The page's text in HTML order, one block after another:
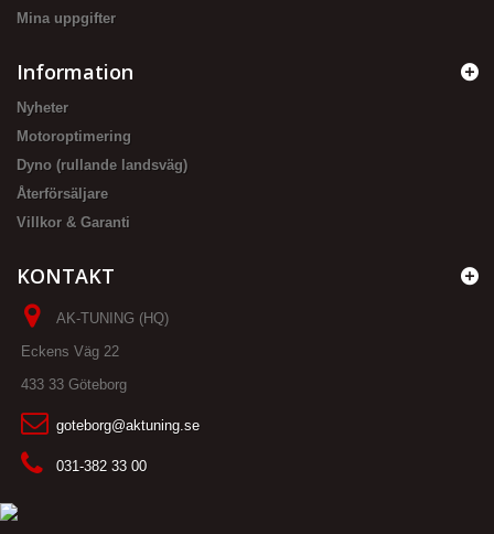
Mina uppgifter
Information
Nyheter
Motoroptimering
Dyno (rullande landsväg)
Återförsäljare
Villkor & Garanti
KONTAKT
AK-TUNING (HQ)
Eckens Väg 22
433 33 Göteborg
goteborg@aktuning.se
031-382 33 00